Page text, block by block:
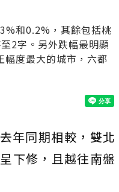
和0.2%，其餘包括桃
2字。另外跌幅最明顯
度最大的城市，六都
年同期相較，雙北
下修，且越往南盤